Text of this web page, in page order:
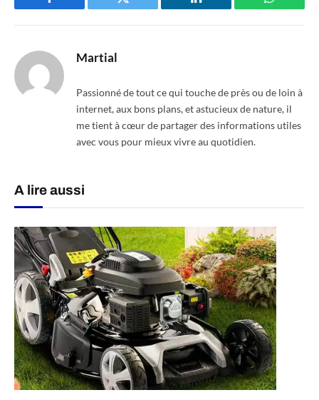
Facebook Twitter LinkedIn
Martial
Passionné de tout ce qui touche de près ou de loin à
internet, aux bons plans, et astucieux de nature, il
me tient à cœur de partager des informations utiles
avec vous pour mieux vivre au quotidien.
A lire aussi